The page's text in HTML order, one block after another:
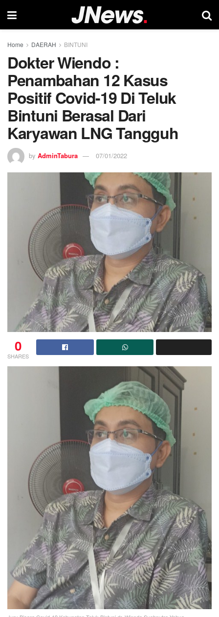
Home DAERAH BINTUNI
Dokter Wiendo :
Penambahan 12 Kasus
Positif Covid-19 Di Teluk
Bintuni Berasal Dari
Karyawan LNG Tangguh
by AdminTabura 07/01/2022
0
SHARES